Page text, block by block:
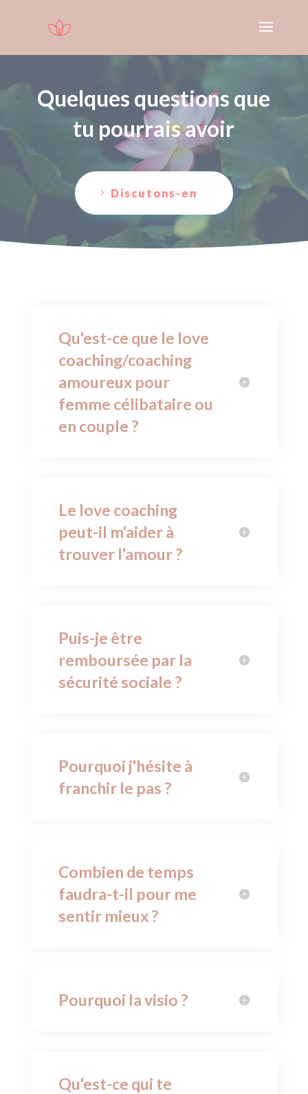
Quelques questions que
tu pourrais avoir
Discutons-en
Qu'est-ce que le love
coaching/coaching
amoureux pour
femme célibataire ou
en couple ?
Le love coaching
peut-il m'aider à
trouver l'amour ?
Puis-je être
remboursée par la
sécurité sociale ?
Pourquoi j'hésite à
franchir le pas ?
Combien de temps
faudra-t-il pour me
sentir mieux ?
Pourquoi la visio ?
Qu'est-ce qui te